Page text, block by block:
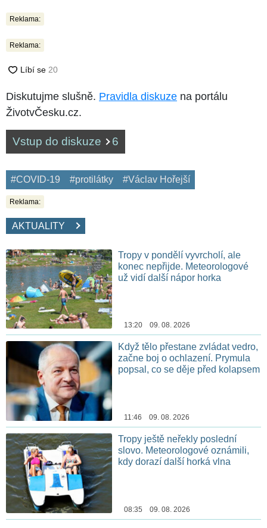
Reklama:
Reklama:
Diskutujme slušně. Pravidla diskuze na portálu
ŽivotvČesku.cz.
Vstup do diskuze 6
#COVID-19 #protilátky #Václav Hořejší
Reklama:
AKTUALITY
Tropy v pondělí vyvrcholí, ale
konec nepřijde. Meteorologové
už vidí další nápor horka
13:20 09. 08. 2026
Když tělo přestane zvládat vedro,
začne boj o ochlazení. Prymula
popsal, co se děje před kolapsem
11:46 09. 08. 2026
Tropy ještě neřekly poslední
slovo. Meteorologové oznámili,
kdy dorazí další horká vlna
08:35 09. 08. 2026